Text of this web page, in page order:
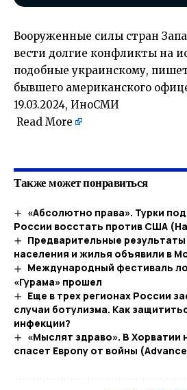
Вооруженные силы стран
вести долгие конфликты на
подобные украинскому,
бывшего американского
19.03.2024, ИноСМИ
Read More
Также может понравиться
«Абсолютно права». Турки
России восстать против США
Предварительные
населения и жилья объявили в
Международный фестиваль
«Гурама» прошел
Еще в трех регионах России
случаи ботулизма. Как
инфекции?
«Мыслят здраво». В Хорватии
спасет Европу от войны